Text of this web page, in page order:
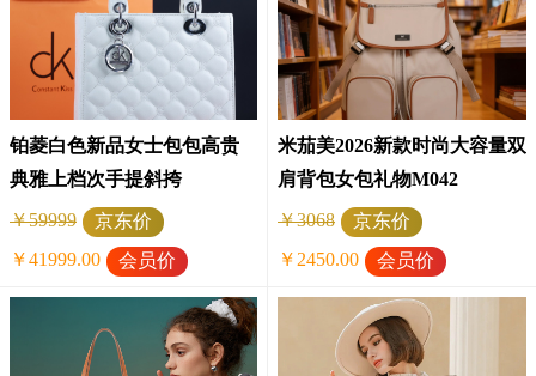
铂菱白色新品女士包包高贵
典雅上档次手提斜挎
￥59999
京东价
￥41999.00
会员价
米茄美2026新款时尚大容量双
肩背包女包礼物M042
￥3068
京东价
￥2450.00
会员价